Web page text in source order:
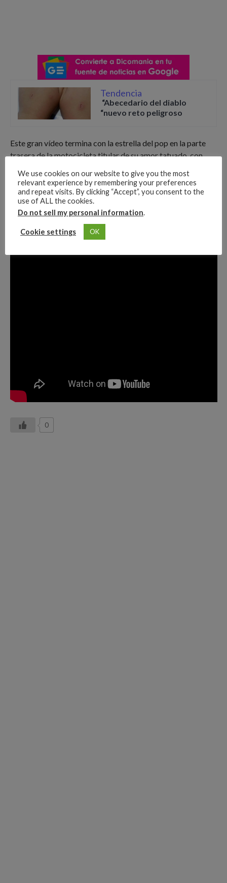
Tendencia
“Abecedario del diablo
“nuevo reto peligroso
Este gran vídeo termina con la estrella del pop en la parte
trasera de la motocicleta titular de su amor tatuado, con
abierto por delante.
0
We use cookies on our website to give you the most
relevant experience by remembering your preferences
and repeat visits. By clicking “Accept”, you consent to the
use of ALL the cookies.
Do not sell my personal information.
Cookie settings OK